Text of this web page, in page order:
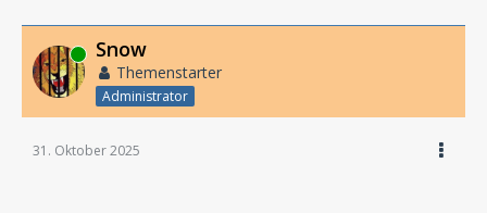
Online Snow
Themenstarter
Administrator
31. Oktober 2025